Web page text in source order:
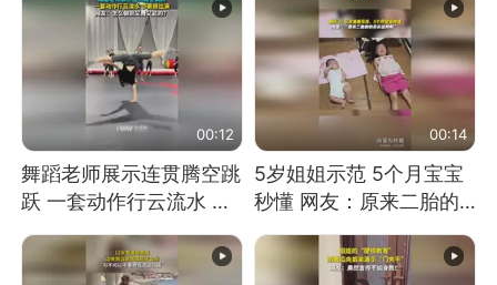
00:12
舞蹈老师展示连贯腾空跳
跃 一套动作行云流水 节
奏感拉满 网友：怎么做
到又舞又武的？
00:14
5岁姐姐示范 5个月宝宝
秒懂 网友：原来二胎的
快乐长这样